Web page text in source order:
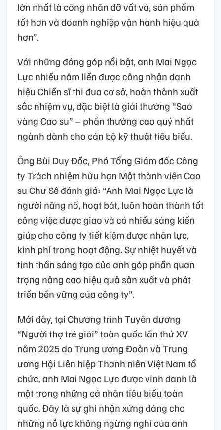
lớn nhất là công nhân đỡ vất vả, sản phẩm
tốt hơn và doanh nghiệp vận hành hiệu quả
hơn”.
Với những đóng góp nổi bật, anh Mai Ngọc
Lực nhiều năm liền được công nhận danh
hiệu Chiến sĩ thi đua cơ sở, hoàn thành xuất
sắc nhiệm vụ, đặc biệt là giải thưởng “Sao
vàng Cao su” – phần thưởng cao quý nhất
ngành dành cho cán bộ kỹ thuật tiêu biểu.
Ông Bùi Duy Đốc, Phó Tổng Giám đốc Công
ty Trách nhiệm hữu hạn Một thành viên Cao
su Chư Sê đánh giá: “Anh Mai Ngọc Lực là
người năng nổ, hoạt bát, luôn hoàn thành tốt
công việc được giao và có nhiều sáng kiến
giúp cho công ty tiết kiệm được nhân lực,
kinh phí trong hoạt động. Sự nhiệt huyết và
tinh thần sáng tạo của anh góp phần quan
trọng nâng cao hiệu quả sản xuất và phát
triển bền vững của công ty”.
Mới đây, tại Chương trình Tuyên dương
“Người thợ trẻ giỏi” toàn quốc lần thứ XV
năm 2025 do Trung ương Đoàn và Trung
ương Hội Liên hiệp Thanh niên Việt Nam tổ
chức, anh Mai Ngọc Lực được vinh danh là
một trong những cá nhân tiêu biểu toàn
quốc. Đây là sự ghi nhận xứng đáng cho
những nỗ lực không ngừng nghỉ của anh